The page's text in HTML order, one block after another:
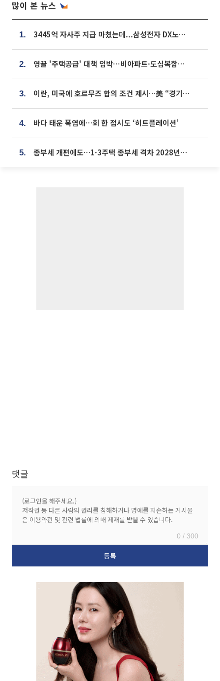
많이 본 뉴스
1. 3445억 자사주 지급 마쳤는데...삼성전자 DX노조, 뒤늦은 '떼쓰기 집회'
2. 영끌 '주택공급' 대책 임박⋯비아파트·도심복합까지 총동원
3. 이란, 미국에 호르무즈 합의 조건 제시…美 “경기 아직 안 끝나” [종합]
4. 바다 태운 폭염에…회 한 접시도 ‘히트플레이션’
5. 종부세 개편에도…1·3주택 종부세 격차 2028년부터 확대
댓글
0 / 300